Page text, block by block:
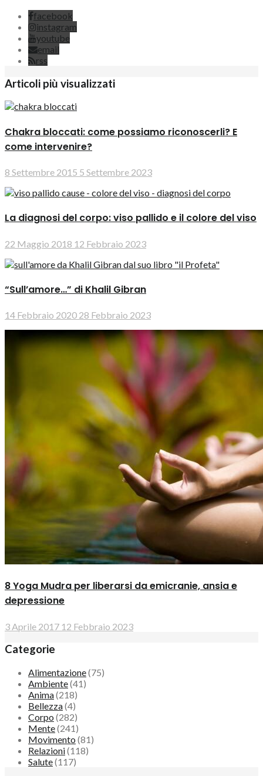
facebook
instagram
youtube
email
rss
Articoli più visualizzati
Chakra bloccati: come possiamo riconoscerli? E
come intervenire?
8 Settembre 2015 5 Settembre 2023
La diagnosi del corpo: viso pallido e il colore del viso
22 Maggio 2018 12 Febbraio 2023
“Sull’amore…” di Khalil Gibran
14 Febbraio 2020 28 Febbraio 2023
8 Yoga Mudra per liberarsi da emicranie, ansia e
depressione
3 Aprile 2017 12 Febbraio 2023
Categorie
Alimentazione(75)
Ambiente(41)
Anima(218)
Bellezza(4)
Corpo (282)
Mente(241)
Movimento (81)
Relazioni(118)
Salute(117)